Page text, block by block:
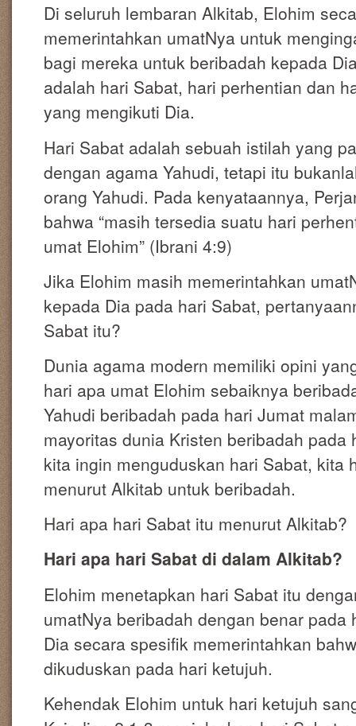
Di seluruh lembaran Alkitab, Elohim
memerintahkan umatNya untuk
bagi mereka untuk beribadah kepada
adalah hari Sabat, hari perhentian dan
yang mengikuti Dia.
Hari Sabat adalah sebuah istilah yang
dengan agama Yahudi, tetapi itu
orang Yahudi. Pada kenyataannya,
bahwa “masih tersedia suatu hari
umat Elohim” (Ibrani 4:9)
Jika Elohim masih memerintahkan
kepada Dia pada hari Sabat,
Sabat itu?
Dunia agama modern memiliki opini
hari apa umat Elohim sebaiknya
Yahudi beribadah pada hari Jumat
mayoritas dunia Kristen beribadah pada
kita ingin menguduskan hari Sabat, kita
menurut Alkitab untuk beribadah.
Hari apa hari Sabat itu menurut Alkitab?
Hari apa hari Sabat di dalam Alkitab?
Elohim menetapkan hari Sabat itu
umatNya beribadah dengan benar
Dia secara spesifik memerintahkan
dikuduskan pada hari ketujuh.
Kehendak Elohim untuk hari ketujuh